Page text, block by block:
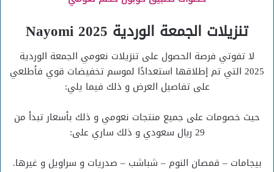
تنزيلات الجمعة الوردية 2025 Nayomi
لا تفوتي فرصة الحصول على تنزيلات نعومي الجمعة الوردية
2025 التي تم إطلاقها استعدادًا لموسم تخفيضات قوي فأطلعي
على تفاصيل العرض و ذلك فيما يلي:
حيث خصومات على جميع منتجات نعومي و ذلك بأسعار تبدأ من
29 ريال سعودي و ذلك ساري على:
بيجامات – قمصان النوم – شباشب – صدريات و سراويل و غيرها.